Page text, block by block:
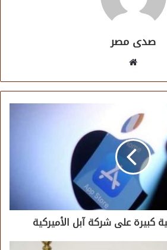
صدى مصر
كبيرة على شركة آبل الأميركية